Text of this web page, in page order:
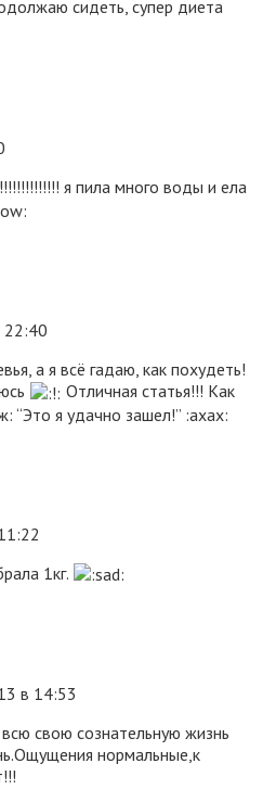
сидеть, супер диета
я пила много воды и ела
22:40
а я всё гадаю, как похудеть!
Отличная статья!!! Как
“Это я удачно зашел!” :axax:
1кг.
в 14:53
свою сознательную жизнь
нормальные,к